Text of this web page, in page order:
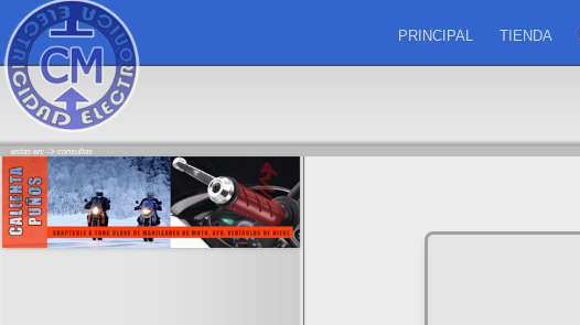
PRINCIPAL TIENDA
estas en: -> consultas